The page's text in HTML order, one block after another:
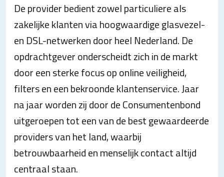
De provider bedient zowel particuliere als
zakelijke klanten via hoogwaardige glasvezel-
en DSL-netwerken door heel Nederland. De
opdrachtgever onderscheidt zich in de markt
door een sterke focus op online veiligheid,
filters en een bekroonde klantenservice. Jaar
na jaar worden zij door de Consumentenbond
uitgeroepen tot een van de best gewaardeerde
providers van het land, waarbij
betrouwbaarheid en menselijk contact altijd
centraal staan.